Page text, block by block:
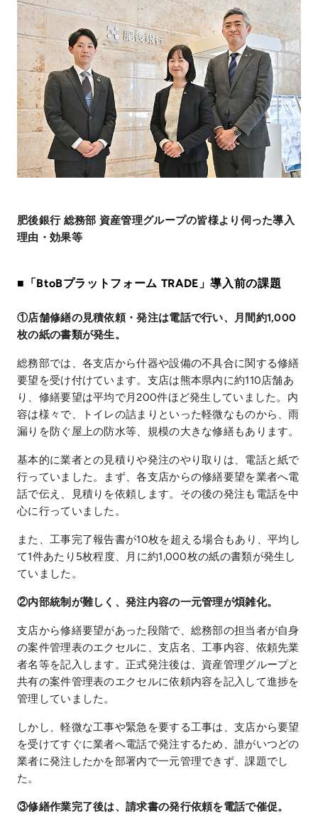
肥後銀行 総務部 資産管理グループの皆様より伺った導入
理由・効果等
■「BtoBプラットフォーム TRADE」導入前の課題
①店舗修繕の見積依頼・発注は電話で行い、月間約1,000
枚の紙の書類が発生。
総務部では、各支店から什器や設備の不具合に関する修繕
要望を受け付けています。支店は熊本県内に約110店舗あ
り、修繕要望は平均で月200件ほど発生していました。内
容は様々で、トイレの詰まりといった軽微なものから、雨
漏りを防ぐ屋上の防水等、規模の大きな修繕もあります。
基本的に業者との見積りや発注のやり取りは、電話と紙で
行っていました。まず、各支店からの修繕要望を業者へ電
話で伝え、見積りを依頼します。その後の発注も電話を中
心に行っていました。
また、工事完了報告書が10枚を超える場合もあり、平均し
て1件あたり5枚程度、月に約1,000枚の紙の書類が発生し
ていました。
②内部統制が難しく、発注内容の一元管理が煩雑化。
支店から修繕要望があった段階で、総務部の担当者が自身
の案件管理表のエクセルに、支店名、工事内容、依頼先業
者名等を記入します。正式発注後は、資産管理グループと
共有の案件管理表のエクセルに依頼内容を記入して進捗を
管理していました。
しかし、軽微な工事や緊急を要する工事は、支店から要望
を受けてすぐに業者へ電話で発注するため、誰がいつどの
業者に発注したかを部署内で一元管理できず、課題でし
た。
③修繕作業完了後は、請求書の発行依頼を電話で催促。